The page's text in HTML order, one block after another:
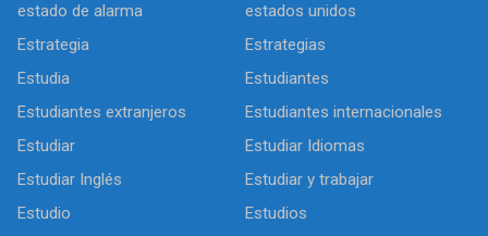
estado de alarma
estados unidos
Estrategia
Estrategias
Estudia
Estudiantes
Estudiantes extranjeros
Estudiantes internacionales
Estudiar
Estudiar Idiomas
Estudiar Inglés
Estudiar y trabajar
Estudio
Estudios